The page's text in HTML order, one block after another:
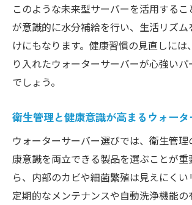
このような未来型サーバーを活用するこ
が意識的に水分補給を行い、生活リズム
けにもなります。健康習慣の見直しには
り入れたウォーターサーバーが心強いパ
でしょう。
衛生管理と健康意識が高まるウォー
ウォーターサーバー選びでは、衛生管
康意識を両立できる製品を選ぶことが重
ら、内部のカビや細菌繁殖は見えにくい
定期的なメンテナンスや自動洗浄機能